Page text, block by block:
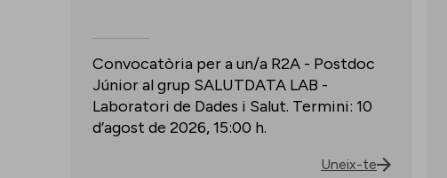
Convocatòria per a un/a R2A - Postdoc
Júnior al grup SALUTDATA LAB -
Laboratori de Dades i Salut. Termini: 10
d’agost de 2026, 15:00 h.
Uneix-te